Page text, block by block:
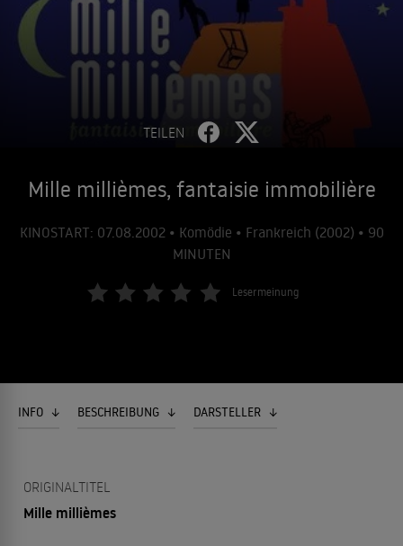
TEILEN
Mille millièmes, fantaisie immobilière
KINOSTART: 07.08.2002 • Komödie • Frankreich (2002) • 90
MINUTEN
Lesermeinung
INFO BESCHREIBUNG DARSTELLER
ORIGINALTITEL
Mille millièmes